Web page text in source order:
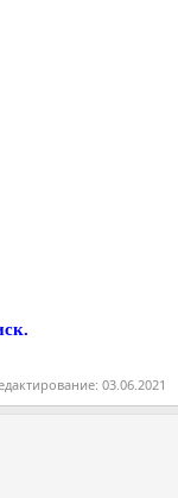
03.06.2021